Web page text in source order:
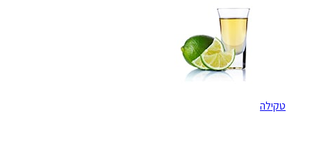
טקילה